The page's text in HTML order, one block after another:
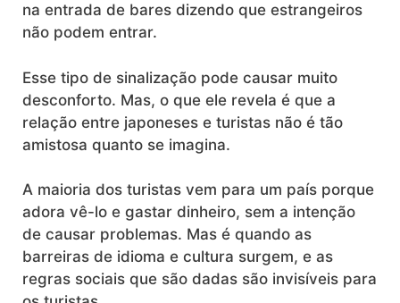
na entrada de bares dizendo que estrangeiros
não podem entrar.
Esse tipo de sinalização pode causar muito
desconforto. Mas, o que ele revela é que a
relação entre japoneses e turistas não é tão
amistosa quanto se imagina.
A maioria dos turistas vem para um país porque
adora vê-lo e gastar dinheiro, sem a intenção
de causar problemas. Mas é quando as
barreiras de idioma e cultura surgem, e as
regras sociais que são dadas são invisíveis para